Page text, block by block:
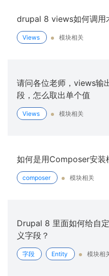
drupal 8 views如何调用
Views 模块相关
请问各位老师，views输
段，怎么取出单个值
Views 模块相关
如何是用Composer安装
composer 模块相关
Drupal 8 里面如何给自
义字段？
字段 Entity 模块相